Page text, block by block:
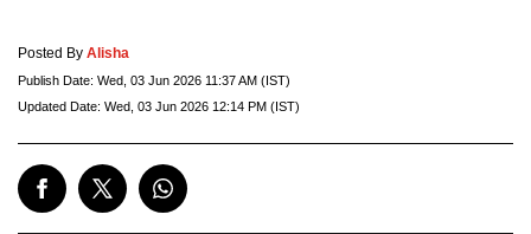
Posted By Alisha
Publish Date: Wed, 03 Jun 2026 11:37 AM (IST)
Updated Date: Wed, 03 Jun 2026 12:14 PM (IST)